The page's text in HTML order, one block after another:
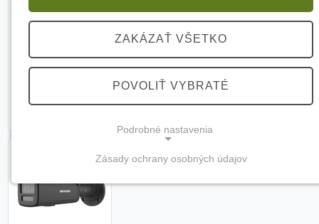
ZAKÁZAŤ VŠETKO
POVOLIŤ VYBRATÉ
Podrobné nastavenia
(vždy aktívne, nemožno vypnúť)
Zásady ochrany osobných údajov